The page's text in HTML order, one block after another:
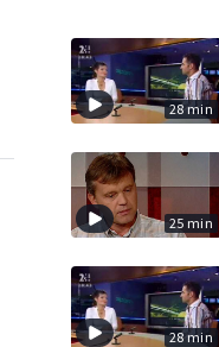
28 min
25 min
28 min